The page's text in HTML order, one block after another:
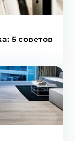
5 советов